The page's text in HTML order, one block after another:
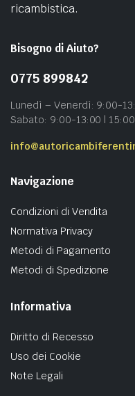
ricambistica.
Bisogno di Aiuto?
0775 899842
Lunedì – Venerdì: 9:00-
Sabato: 9:00-13:00 |
Navigazione
Condizioni di Vendita
Normativa Privacy
Metodi di Pagamento
Metodi di Spedizione
Informativa
Diritto di Recesso
Uso dei Cookie
Note Legali